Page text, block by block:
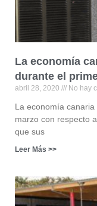
La economía
durante el
abril 28, 2020 No hay
La economía
marzo con respecto
que sus
Leer Más >>